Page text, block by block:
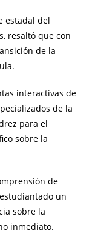
estadal del
resaltó que con
de la
interactivas de
de la
para el
sobre la
de
un
sobre la
inmediato.